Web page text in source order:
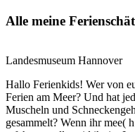
Alle meine
Landesmuseum Hannover
Hallo Ferienkids! Wer von
Ferien am Meer? Und hat
Muscheln und
gesammelt? Wenn ihr mee(